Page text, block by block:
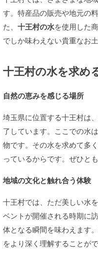
す。特産品の販売や地元の
た、 十王村の水を使用した
でしか味わえない貴重なお
十王村の水を求め
自然の恵みを感じる場所
埼玉県に位置する十王村は、
了しています。ここでの水
物です。その水を求めて多
っているからです。ぜひと
地域の文化と触れ合う体験
十王村では、ただ美しい水
ベントが開催される時期に訪
体となる瞬間を味わえます
をより深く理解することが